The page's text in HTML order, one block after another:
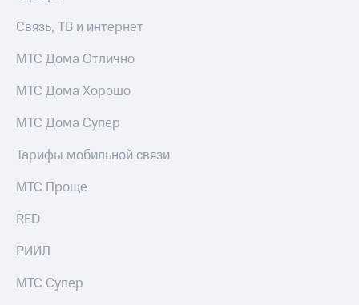
Связь, ТВ и интернет
МТС Дома Отлично
МТС Дома Хорошо
МТС Дома Супер
Тарифы мобильной связи
МТС Проще
RED
РИИЛ
МТС Супер